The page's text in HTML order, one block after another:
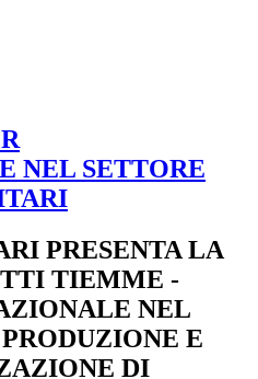
NEL SETTORE
PRESENTA LA
TIEMME -
NEL
E
DI